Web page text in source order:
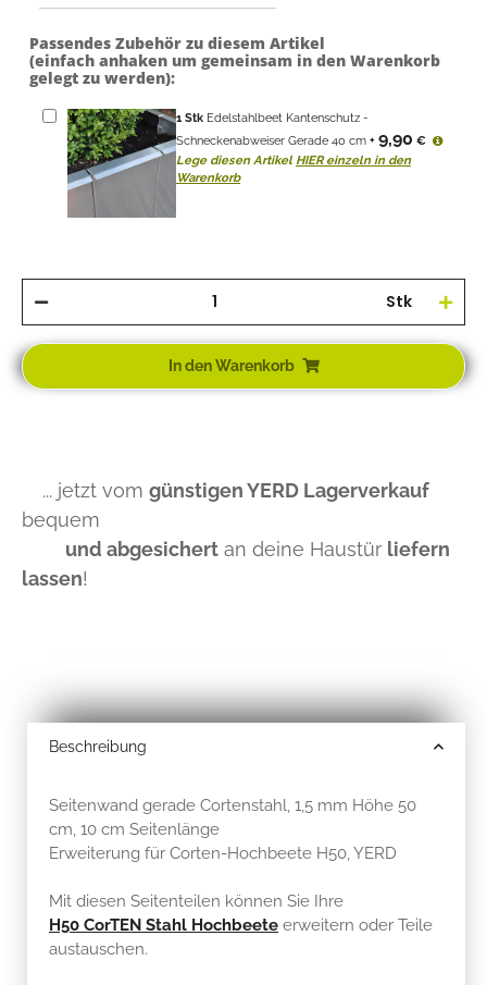
Passendes Zubehör zu diesem Artikel
(einfach anhaken um gemeinsam in den Warenkorb
gelegt zu werden):
1 Stk Edelstahlbeet Kantenschutz -
Schneckenabweiser Gerade 40 cm + 9,90 €
Lege diesen Artikel HIER einzeln in den
Warenkorb
Stk
In den Warenkorb
... jetzt vom günstigen YERD Lagerverkauf
bequem
und abgesichert an deine Haustür liefern
lassen!
Beschreibung
Seitenwand gerade Cortenstahl, 1,5 mm Höhe 50
cm, 10 cm Seitenlänge
Erweiterung für Corten-Hochbeete H50, YERD
Mit diesen Seitenteilen können Sie Ihre
H50 CorTEN Stahl Hochbeete erweitern oder Teile
austauschen.